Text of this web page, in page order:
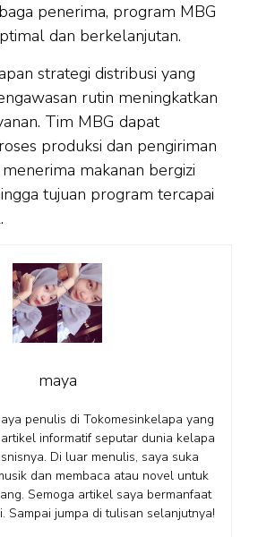
penerima, program MBG
dan berkelanjutan.
strategi distribusi yang
rutin meningkatkan
Tim MBG dapat
produksi dan pengiriman
makanan bergizi
tujuan program tercapai
maya
penulis di Tokomesinkelapa yang
informatif seputar dunia kelapa
Di luar menulis, saya suka
dan membaca atau novel untuk
Semoga artikel saya bermanfaat
Sampai jumpa di tulisan selanjutnya!